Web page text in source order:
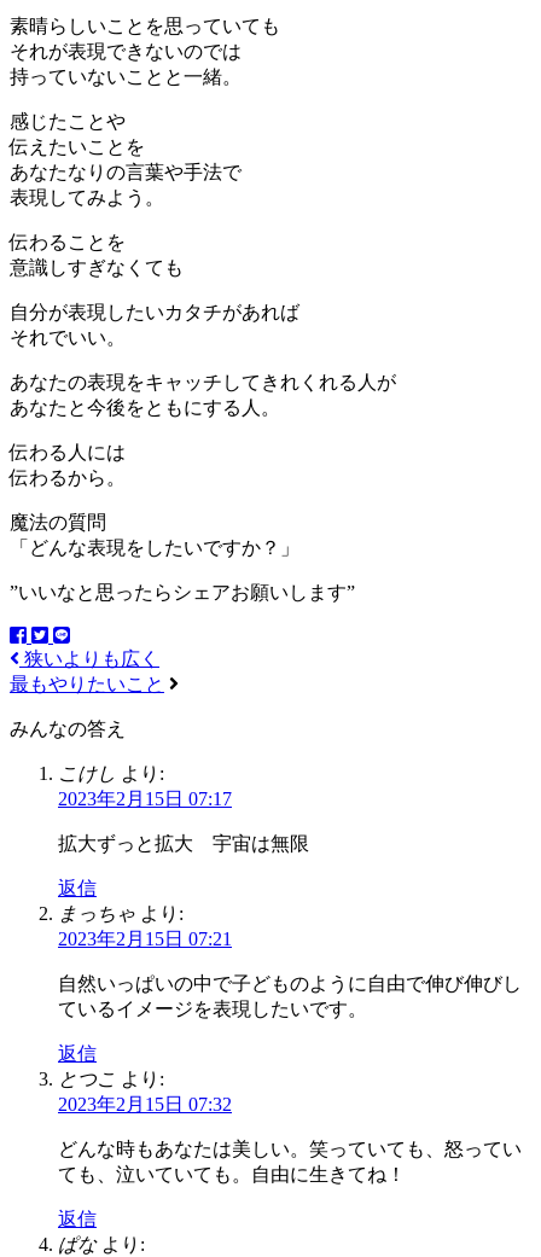
素晴らしいことを思っていても
それが表現できないのでは
持っていないことと一緒。
感じたことや
伝えたいことを
あなたなりの言葉や手法で
表現してみよう。
伝わることを
意識しすぎなくても
自分が表現したいカタチがあれば
それでいい。
あなたの表現をキャッチしてきれくれる人が
あなたと今後をともにする人。
伝わる人には
伝わるから。
魔法の質問
「どんな表現をしたいですか？」
”いいなと思ったらシェアお願いします”
狭いよりも広く
最もやりたいこと
みんなの答え
こけし より:
2023年2月15日 07:17
拡大ずっと拡大 宇宙は無限
返信
まっちゃ より:
2023年2月15日 07:21
自然いっぱいの中で子どものように自由で伸び伸びし
ているイメージを表現したいです。
返信
とつこ より:
2023年2月15日 07:32
どんな時もあなたは美しい。笑っていても、怒ってい
ても、泣いていても。自由に生きてね！
返信
ぱな より: